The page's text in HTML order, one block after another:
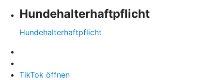
Hundehalter­haftpflicht
Hundehalter­haftpflicht
TikTok öffnen